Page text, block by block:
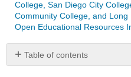
College, San Diego City
Community College, and Long
Open Educational Resources
Table of contents